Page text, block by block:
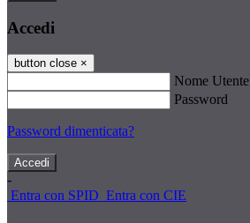
Accedi
button close ×
Nome Utente
Password
Password dimenticata?
-
Entra con SPID Entra con CIE